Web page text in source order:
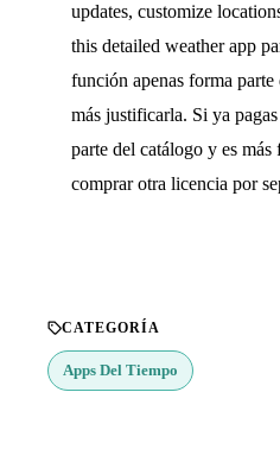
updates, customize
this detailed weather app
función apenas forma parte
más justificarla. Si ya
parte del catálogo y es
comprar otra licencia por
CATEGORÍA
Apps Del Tiempo